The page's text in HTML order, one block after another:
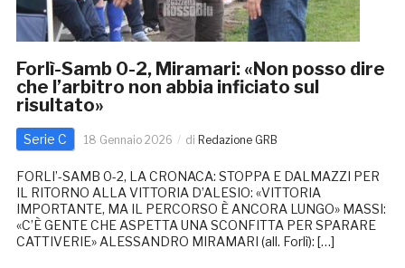
Forlì-Samb 0-2, Miramari: «Non posso dire
che l’arbitro non abbia inficiato sul
risultato»
Serie C 18 Gennaio 2026 di Redazione GRB
FORLI’-SAMB 0-2, LA CRONACA: STOPPA E DALMAZZI PER
IL RITORNO ALLA VITTORIA D’ALESIO: «VITTORIA
IMPORTANTE, MA IL PERCORSO È ANCORA LUNGO» MASSI:
«C’È GENTE CHE ASPETTA UNA SCONFITTA PER SPARARE
CATTIVERIE» ALESSANDRO MIRAMARI (all. Forlì): […]